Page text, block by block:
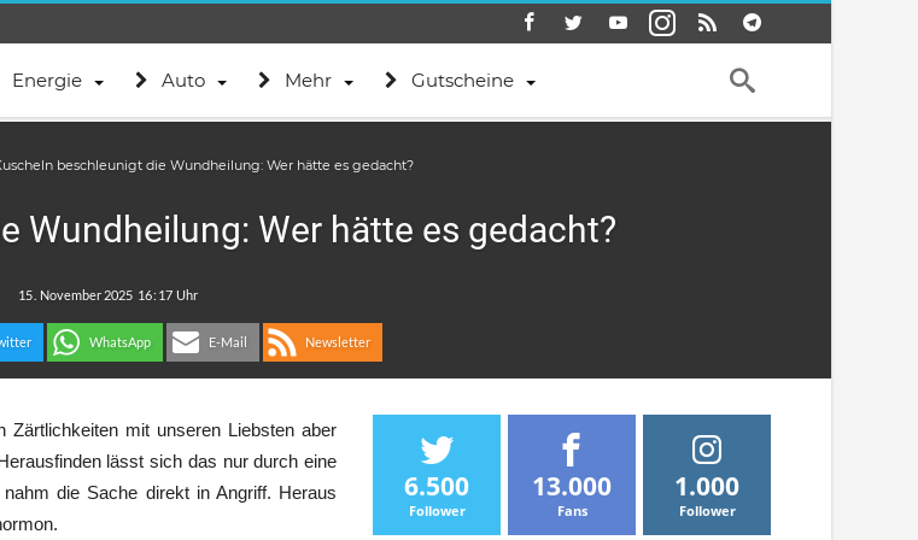
Energie Auto Mehr Gutscheine
beschleunigt die Wundheilung: Wer hätte es gedacht?
Wundheilung: Wer hätte es gedacht?
:
WhatsApp E-Mail Newsletter
Zärtlichkeiten mit unseren Liebsten aber
lässt sich das nur durch eine
die Sache direkt in Angriff. Heraus
6.500
Follower
13.000
Fans
1.000
Follower